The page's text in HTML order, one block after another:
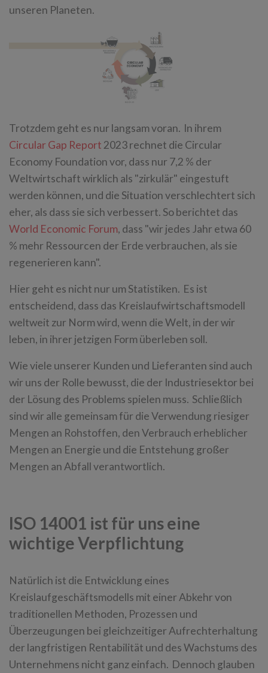
unseren Planeten.
Trotzdem geht es nur langsam voran. In ihrem
Circular Gap Report 2023 rechnet die Circular
Economy Foundation vor, dass nur 7,2 % der
Weltwirtschaft wirklich als "zirkulär" eingestuft
werden können, und die Situation verschlechtert sich
eher, als dass sie sich verbessert. So berichtet das
World Economic Forum, dass "wir jedes Jahr etwa 60
% mehr Ressourcen der Erde verbrauchen, als sie
regenerieren kann".
Hier geht es nicht nur um Statistiken. Es ist
entscheidend, dass das Kreislaufwirtschaftsmodell
weltweit zur Norm wird, wenn die Welt, in der wir
leben, in ihrer jetzigen Form überleben soll.
Wie viele unserer Kunden und Lieferanten sind auch
wir uns der Rolle bewusst, die der Industriesektor bei
der Lösung des Problems spielen muss. Schließlich
sind wir alle gemeinsam für die Verwendung riesiger
Mengen an Rohstoffen, den Verbrauch erheblicher
Mengen an Energie und die Entstehung großer
Mengen an Abfall verantwortlich.
ISO 14001 ist für uns eine
wichtige Verpflichtung
Natürlich ist die Entwicklung eines
Kreislaufgeschäftsmodells mit einer Abkehr von
traditionellen Methoden, Prozessen und
Überzeugungen bei gleichzeitiger Aufrechterhaltung
der langfristigen Rentabilität und des Wachstums des
Unternehmens nicht ganz einfach. Dennoch glauben